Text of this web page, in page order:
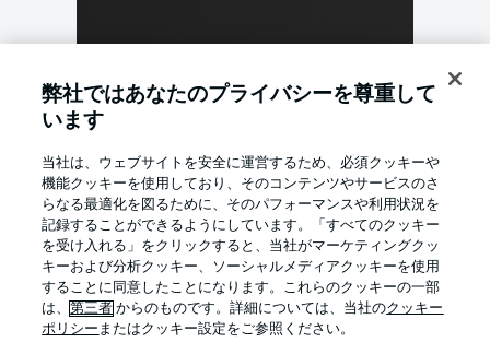
Just around the corner
Kick off is not far away.
Milestone
弊社ではあなたのプライバシーを尊重して
います
当社は、ウェブサイトを安全に運営するため、必須クッキーや
機能クッキーを使用しており、そのコンテンツやサービスのさ
らなる最適化を図るために、そのパフォーマンスや利用状況を
記録することができるようにしています。「すべてのクッキー
を受け入れる」をクリックすると、当社がマーケティングクッ
キーおよび分析クッキー、ソーシャルメディアクッキーを使用
することに同意したことになります。これらのクッキーの一部
は、第三者 からのものです。詳細については、当社のクッキー
ポリシー またはクッキー設定をご参照ください。